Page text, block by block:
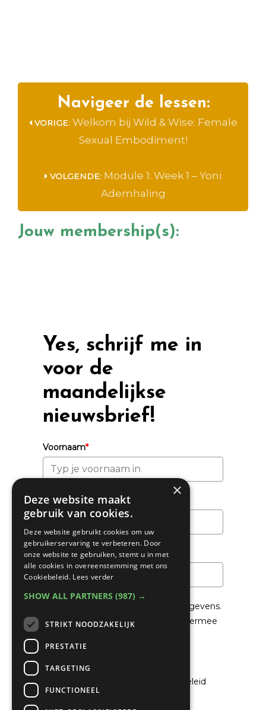
Navigeer de lessen:
VORIGE: Welkom bij Wild & Wise: Female
Sexual Embodiment!
VOLGENDE: Module 1: Week 1 – Yoni
Ademhaling
Jouw membership(s):
Yes, schrijf me in
voor de
maandelijkse
nieuwsbrief!
Voornaam*
Achternaam
Email*
We gaan voorzichtig om met je gegevens.
Lees in hetPrivacybeleid
hoe we hiermee
Ik ga akkoord met het privacybeleid
×
Deze website maakt
gebruik van cookies.
Deze website gebruikt cookies om uw
gebruikerservaring te verbeteren. Door
onze website te gebruiken, stemt u in met
alle cookies in overeenstemming met ons
Cookiebeleid. Lees verder
SHOW ALL PARTNERS (987) →
STRIKT NOODZAKELIJK
PRESTATIE
TARGETING
FUNCTIONEEL